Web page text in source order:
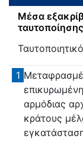
Μέσα
1
αρμόδιας
κράτους